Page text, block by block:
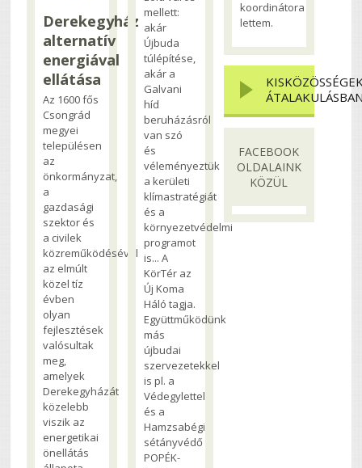
Derekegyház
alternatív
energiával
ellátása
Az 1600 fős
Csongrád
megyei
településen
az
önkormányzat,
a
gazdasági
szektor és
a civilek
közreműködésével
az elmúlt
közel tíz
évben
olyan
fejlesztések
valósultak
meg,
amelyek
Derekegyházát
közelebb
viszik az
energetikai
önellátás
mellett:
akár
Újbuda
túlépítése,
akár a
Galvani
híd
beruházásról
van szó
és
véleményeztük
a kerületi
klímastratégiát
és a
környezetvédelmi
programot
is... A
KörTér az
Új Koma
Háló tagja.
Együttműködünk
más
újbudai
szervezetekkel
is pl. a
Védegylettel
és a
Hamzsabégi
sétányvédő
POPÉK-
koordinátora
lettem.
FACEBOOK
OLDALAINK
KÖZÜL